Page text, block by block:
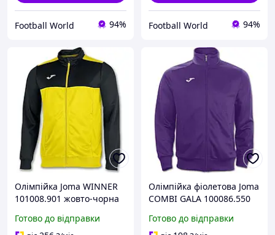
Football World 94% Football World 94%
Олімпійка Joma WINNER
101008.901 жовто-чорна
Готово до відправки
Олімпійка фіолетова Joma
COMBI GALA 100086.550
Готово до відправки